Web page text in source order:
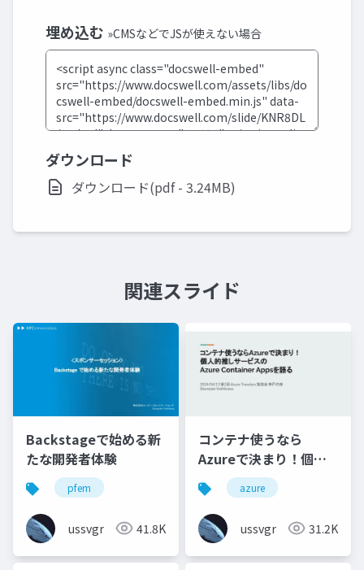
埋め込む »CMSなどでJSが使えない場合
ダウンロード
ダウンロード(pdf - 3.24MB)
関連スライド
Backstageで始める新
たな開発者体験
pfem
ussvgr 41.8K
コンテナ使うなら
Azureで決まり！個人
的推しサービスの
Azure Container
Appsを語る_
azure
ussvgr 31.2K